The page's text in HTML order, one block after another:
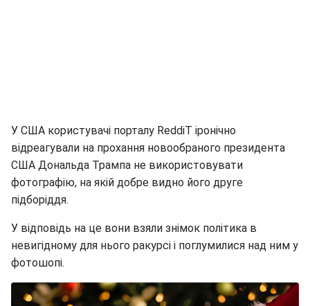
У США користувачі порталу ReddiT іронічно
відреагували на прохання новообраного президента
США Дональда Трампа не використовувати
фотографію, на якій добре видно його друге
підборіддя.
У відповідь на це вони взяли знімок політика в
невигідному для нього ракурсі і поглумилися над ним у
фотошопі.